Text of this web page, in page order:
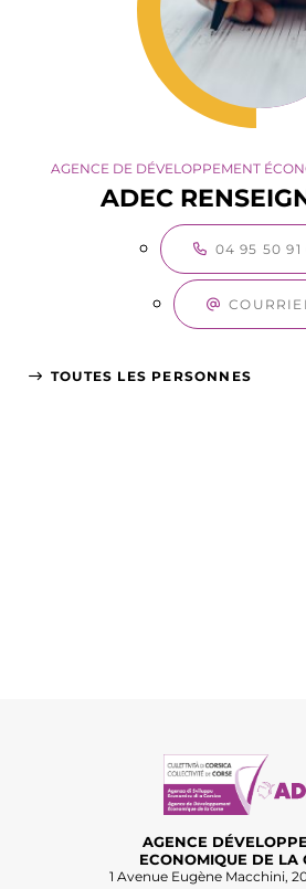
AGENCE DE DÉVELOPPEMENT
ADEC
04 95 50 91
COURRIEL
TOUTES LES PERSONNES
AGENCE
ECONOMIQUE DE LA
1 Avenue Eugène Macchini,